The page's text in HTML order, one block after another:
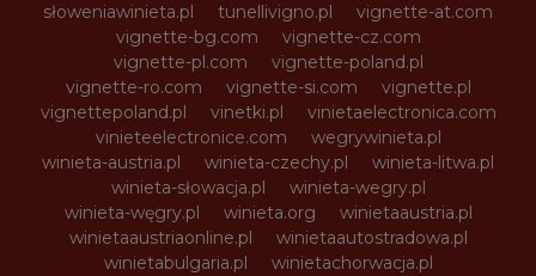
słoweniawinieta.pl
tunellivigno.pl
vignette-at.com
vignette-bg.com
vignette-cz.com
vignette-pl.com
vignette-poland.pl
vignette-ro.com
vignette-si.com
vignette.pl
vignettepoland.pl
vinetki.pl
vinietaelectronica.com
vinieteelectronice.com
wegrywinieta.pl
winieta-austria.pl
winieta-czechy.pl
winieta-litwa.pl
winieta-słowacja.pl
winieta-wegry.pl
winieta-węgry.pl
winieta.org
winietaaustria.pl
winietaaustriaonline.pl
winietaautostradowa.pl
winietabulgaria.pl
winietachorwacja.pl